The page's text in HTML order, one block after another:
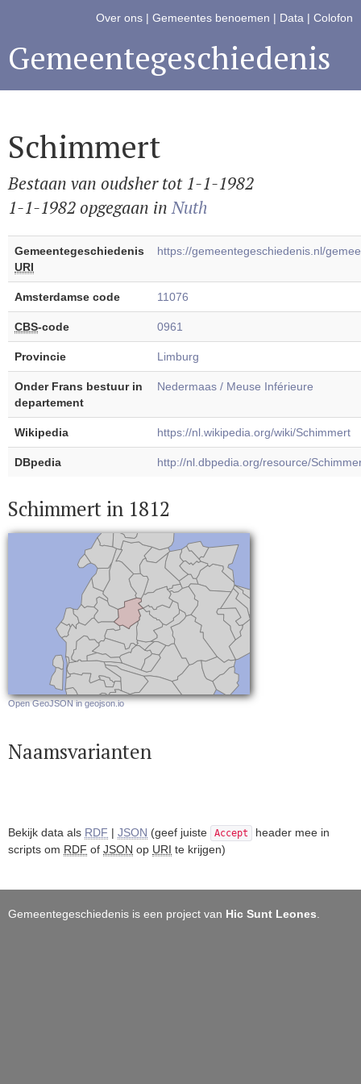
Over ons | Gemeentes benoemen | Data | Colofon
Gemeentegeschiedenis
Schimmert
Bestaan van oudsher tot 1-1-1982
1-1-1982 opgegaan inNuth
Gemeentegeschiedenis
URI
https://gemeentegeschiedenis.nl/
Amsterdamse code 11076
CBS-code 0961
Provincie Limburg
Onder Frans bestuur in
departement
Nedermaas / Meuse Inférieure
Wikipedia https://nl.wikipedia.org/wiki/Schimmert
DBpedia http://nl.dbpedia.org/resource/
Schimmert in 1812
Open GeoJSON in geojson.io
Naamsvarianten
Bekijk data als RDF | JSON (geef juiste Accept
header mee in
scripts om RDF of JSON op URI te krijgen)
Gemeentegeschiedenis is een project van Hic Sunt Leones